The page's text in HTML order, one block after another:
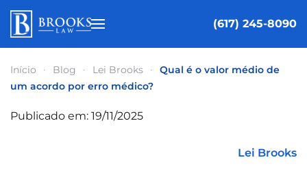
Pular para o conteúdo principal
(617) 245-8090
Início Blog Lei Brooks
Qual é o valor médio de
um acordo por erro médico?
Publicado em: 19/11/2025
Lei Brooks